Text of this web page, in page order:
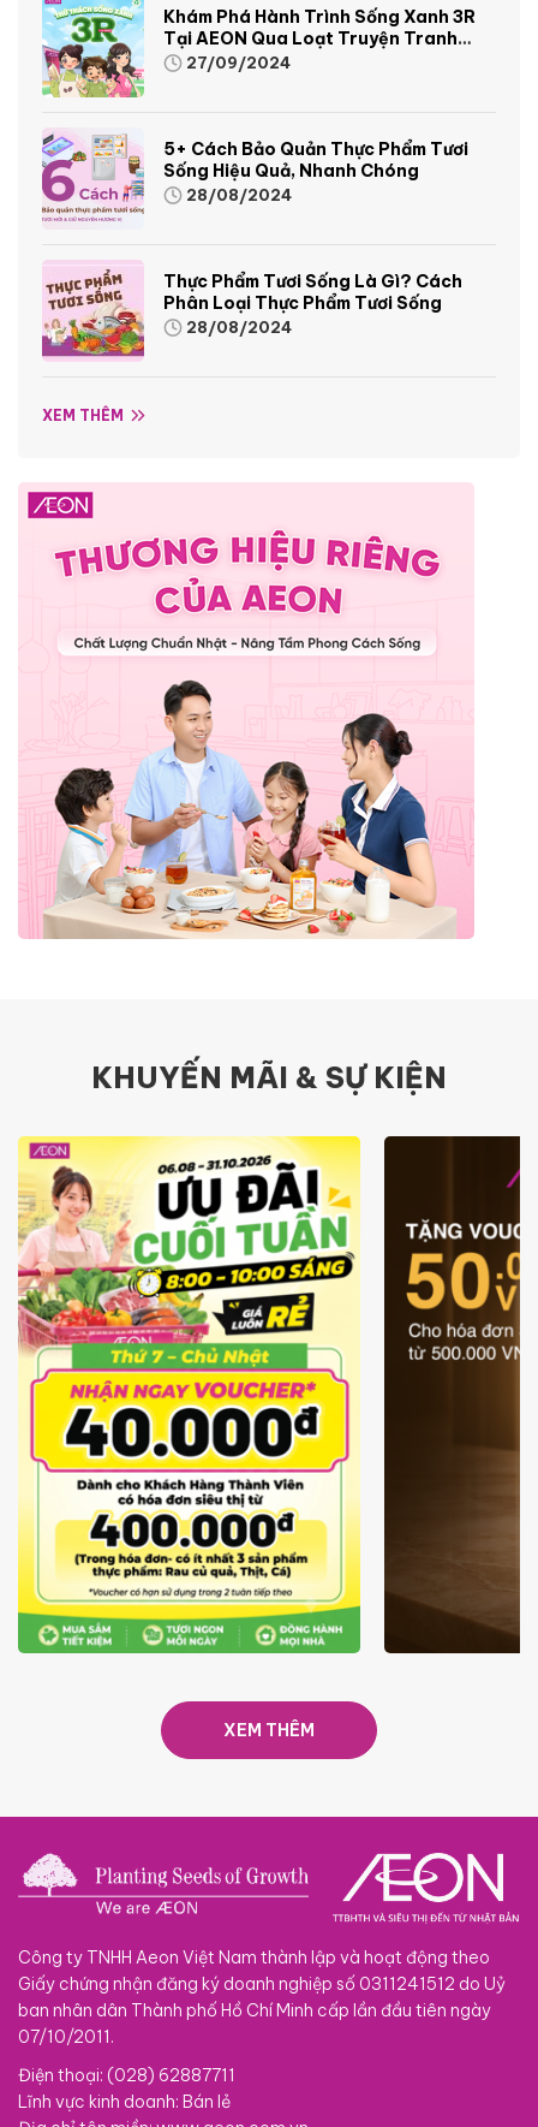
Khám Phá Hành Trình Sống Xanh 3R
Tại AEON Qua Loạt Truyện Tranh
Sinh Động Và Thú Vị
27/09/2024
5+ Cách Bảo Quản Thực Phẩm Tươi
Sống Hiệu Quả, Nhanh Chóng
28/08/2024
Thực Phẩm Tươi Sống Là Gì? Cách
Phân Loại Thực Phẩm Tươi Sống
28/08/2024
XEM THÊM
KHUYẾN MÃI & SỰ KIỆN
GIÁ LUÔN RẺ TỪ 6/8 - 31/10
ƯU
XEM THÊM
Công ty TNHH Aeon Việt Nam thành lập và hoạt động theo
Giấy chứng nhận đăng ký doanh nghiệp số 0311241512 do Uỷ
ban nhân dân Thành phố Hồ Chí Minh cấp lần đầu tiên ngày
07/10/2011.
Điện thoại: (028) 62887711
Lĩnh vực kinh doanh: Bán lẻ